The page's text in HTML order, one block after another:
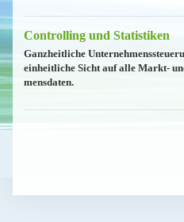
Controlling und Statistiken
Ganzheitliche
einheitliche Sicht auf alle Markt-
mensdaten.